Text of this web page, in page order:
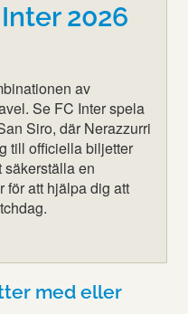
2026
av
Se FC Inter spela
Siro, där Nerazzurri
till officiella biljetter
säkerställa en
för att hjälpa dig att
med eller